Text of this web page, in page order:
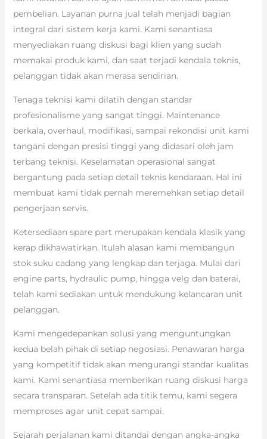
pembelian. Layanan purna jual telah menjadi bagian
integral dari sistem kerja kami. Kami senantiasa
menyediakan ruang diskusi bagi klien yang sudah
memakai produk kami, dan saat terjadi kendala teknis,
pelanggan tidak akan merasa sendirian.
Tenaga teknisi kami dilatih dengan standar
profesionalisme yang sangat tinggi. Maintenance
berkala, overhaul, modifikasi, sampai rekondisi unit kami
tangani dengan presisi tinggi yang didasari oleh jam
terbang teknisi. Keselamatan operasional sangat
bergantung pada setiap detail teknis kendaraan. Hal ini
membuat kami tidak pernah meremehkan setiap detail
pengerjaan servis.
Ketersediaan spare part merupakan kendala klasik yang
kerap dikhawatirkan. Itulah alasan kami membangun
stok suku cadang yang lengkap dan terjaga. Mulai dari
engine parts, hydraulic pump, hingga velg dan baterai,
telah kami sediakan untuk mendukung kelancaran unit
pelanggan.
Kami mengedepankan solusi yang menguntungkan
kedua belah pihak di setiap negosiasi. Penawaran harga
yang kompetitif tidak akan mengurangi standar kualitas
kami. Kami senantiasa memberikan ruang diskusi harga
secara transparan. Setelah ada titik temu, kami segera
memproses agar unit cepat sampai.
Sejarah perjalanan kami ditandai dengan angka-angka